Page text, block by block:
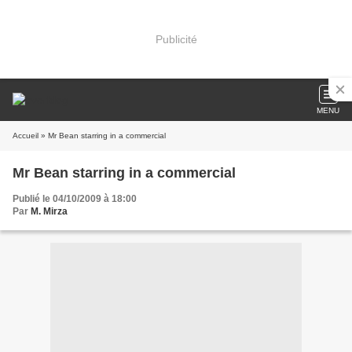
Publicité
MENU
Accueil » Mr Bean starring in a commercial
Mr Bean starring in a commercial
Publié le 04/10/2009 à 18:00
Par M. Mirza